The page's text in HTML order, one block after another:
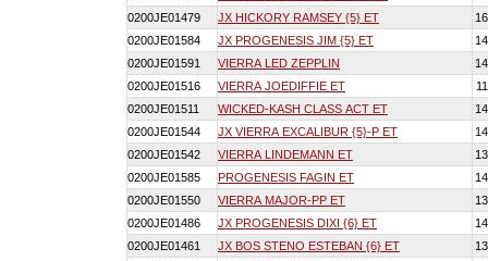
0200JE01479
JX HICKORY RAMSEY {5} ET
0200JE01584
JX PROGENESIS JIM {5} ET
0200JE01591
VIERRA LED ZEPPLIN
0200JE01516
VIERRA JOEDIFFIE ET
0200JE01511
WICKED-KASH CLASS ACT ET
0200JE01544
JX VIERRA EXCALIBUR {5}-P ET
0200JE01542
VIERRA LINDEMANN ET
0200JE01585
PROGENESIS FAGIN ET
0200JE01550
VIERRA MAJOR-PP ET
0200JE01486
JX PROGENESIS DIXI {6} ET
0200JE01461
JX BOS STENO ESTEBAN {6} ET